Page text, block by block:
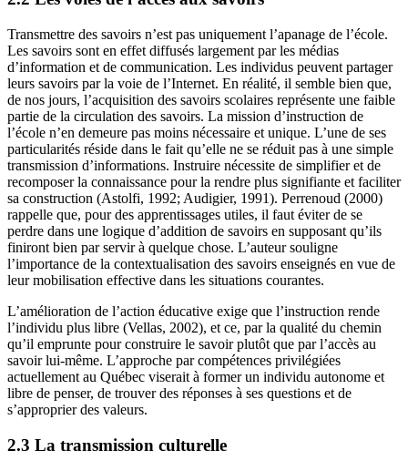
Transmettre des savoirs n’est pas uniquement l’apanage de l’école.
Les savoirs sont en effet diffusés largement par les médias
d’information et de communication. Les individus peuvent partager
leurs savoirs par la voie de l’Internet. En réalité, il semble bien que,
de nos jours, l’acquisition des savoirs scolaires représente une faible
partie de la circulation des savoirs. La mission d’instruction de
l’école n’en demeure pas moins nécessaire et unique. L’une de ses
particularités réside dans le fait qu’elle ne se réduit pas à une simple
transmission d’informations. Instruire nécessite de simplifier et de
recomposer la connaissance pour la rendre plus signifiante et faciliter
sa construction (Astolfi, 1992; Audigier, 1991). Perrenoud (2000)
rappelle que, pour des apprentissages utiles, il faut éviter de se
perdre dans une logique d’addition de savoirs en supposant qu’ils
finiront bien par servir à quelque chose. L’auteur souligne
l’importance de la contextualisation des savoirs enseignés en vue de
leur mobilisation effective dans les situations courantes.
L’amélioration de l’action éducative exige que l’instruction rende
l’individu plus libre (Vellas, 2002), et ce, par la qualité du chemin
qu’il emprunte pour construire le savoir plutôt que par l’accès au
savoir lui-même. L’approche par compétences privilégiées
actuellement au Québec viserait à former un individu autonome et
libre de penser, de trouver des réponses à ses questions et de
s’approprier des valeurs.
2.3 La transmission culturelle